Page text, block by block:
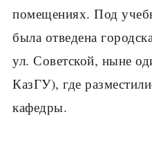
помещениях. Под
была отведена
ул. Советской, ныне
КазГУ), где
кафедры.